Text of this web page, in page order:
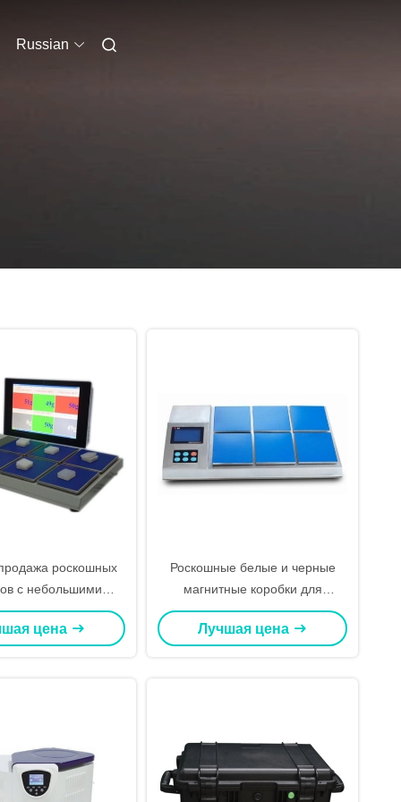
Russian
роскошных
с небольшими
коробками для
с крышкой
цена
Роскошные белые и черные
магнитные коробки для
подарков с крышкой
Лучшая цена